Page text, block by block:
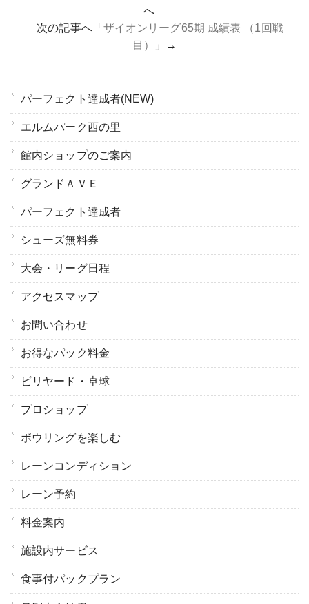
へ
次の記事へ「 ザイオンリーグ65期 成績表 （1回戦
目）
」→
パーフェクト達成者(NEW)
エルムパーク西の里
館内ショップのご案内
グランドＡＶＥ
パーフェクト達成者
シューズ無料券
大会・リーグ日程
アクセスマップ
お問い合わせ
お得なパック料金
ビリヤード・卓球
プロショップ
ボウリングを楽しむ
レーンコンディション
レーン予約
料金案内
施設内サービス
食事付パックプラン